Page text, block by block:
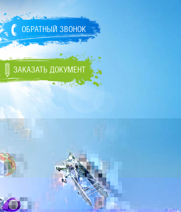
ОБРАТНЫЙ ЗВОНОК
ЗАКАЗАТЬ ДОКУМЕНТ